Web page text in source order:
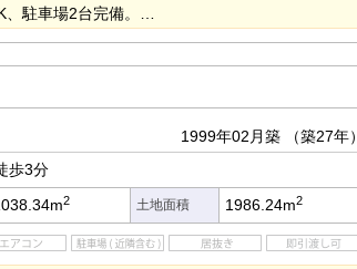
、駐車場2台完備。…
1999年02月築
（築27年）
歩3分
2 土地面積 1986.24m2